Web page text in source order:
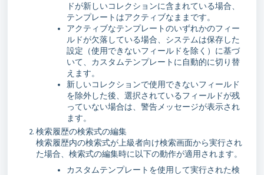
ドが新しいコレクションに含まれている場合、
テンプレートはアクティブなままです。
アクティブなテンプレートのいずれかのフィー
ルドが欠落している場合、システムは保存した
設定（使用できないフィールドを除く）に基づ
いて、カスタムテンプレートに自動的に切り替
えます。
新しいコレクションで使用できないフィールド
を除外した後、選択されているフィールドが残
っていない場合は、警告メッセージが表示され
ます。
検索履歴の検索式の編集
検索履歴内の検索式が上級者向け検索画面から実行され
た場合、検索式の編集時に以下の動作が適用されます。
カスタムテンプレートを使用して実行された検